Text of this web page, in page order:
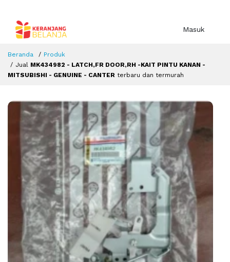
Masuk
Beranda
Produk
Jual MK434982 - LATCH,FR DOOR,RH -KAIT PINTU KANAN -
MITSUBISHI - GENUINE - CANTER terbaru dan termurah